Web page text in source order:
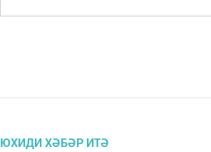
ЮХИДИ ХӘБӘР ИТӘ